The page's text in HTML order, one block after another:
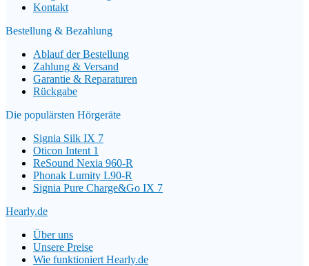
Kontakt
Bestellung & Bezahlung
Ablauf der Bestellung
Zahlung & Versand
Garantie & Reparaturen
Rückgabe
Die populärsten Hörgeräte
Signia Silk IX 7
Oticon Intent 1
ReSound Nexia 960-R
Phonak Lumity L90-R
Signia Pure Charge&Go IX 7
Hearly.de
Über uns
Unsere Preise
Wie funktioniert Hearly.de